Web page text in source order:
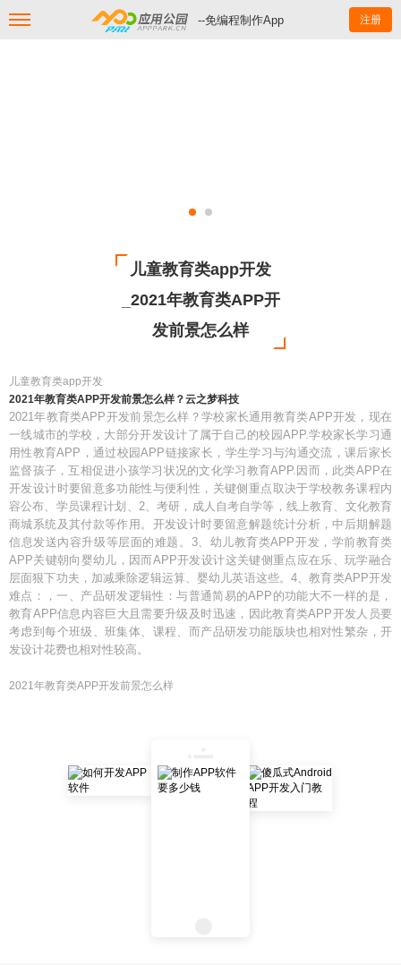
--免编程制作App 注册
儿童教育类app开发
_2021年教育类APP开
发前景怎么样
儿童教育类app开发
2021年教育类APP开发前景怎么样？云之梦科技
2021年教育类APP开发前景怎么样？学校家长通用教育类APP开发，现在
一线城市的学校，大部分开发设计了属于自己的校园APP.学校家长学习通
用性教育APP，通过校园APP链接家长，学生学习与沟通交流，课后家长
监督孩子，互相促进小孩学习状况的文化学习教育APP.因而，此类APP在
开发设计时要留意多功能性与便利性，关键侧重点取决于学校教务课程内
容公布、学员课程计划、2、考研，成人自考自学等，线上教育、文化教育
商城系统及其付款等作用。开发设计时要留意解题统计分析，中后期解题
信息发送內容升级等层面的难题。3、幼儿教育类APP开发，学前教育类
APP关键朝向婴幼儿，因而APP开发设计这关键侧重点应在乐、玩学融合
层面狠下功夫，加减乘除逻辑运算、婴幼儿英语这些。4、教育类APP开发
难点：，一、产品研发逻辑性：与普通简易的APP的功能大不一样的是，
教育APP信息内容巨大且需要升级及时迅速，因此教育类APP开发人员要
考虑到每个班级、班集体、课程、而产品研发功能版块也相对性繁杂，开
发设计花费也相对性较高。
2021年教育类APP开发前景怎么样